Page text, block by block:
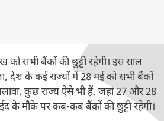
सभी बैंकों की छुट्टी रहेगी। इस साल
देश के कई राज्यों में 28 मई को सभी बैंकों
कुछ राज्य ऐसे भी हैं, जहां 27 और 28
के मौके पर कब-कब बैंकों की छुट्टी रहेगी।